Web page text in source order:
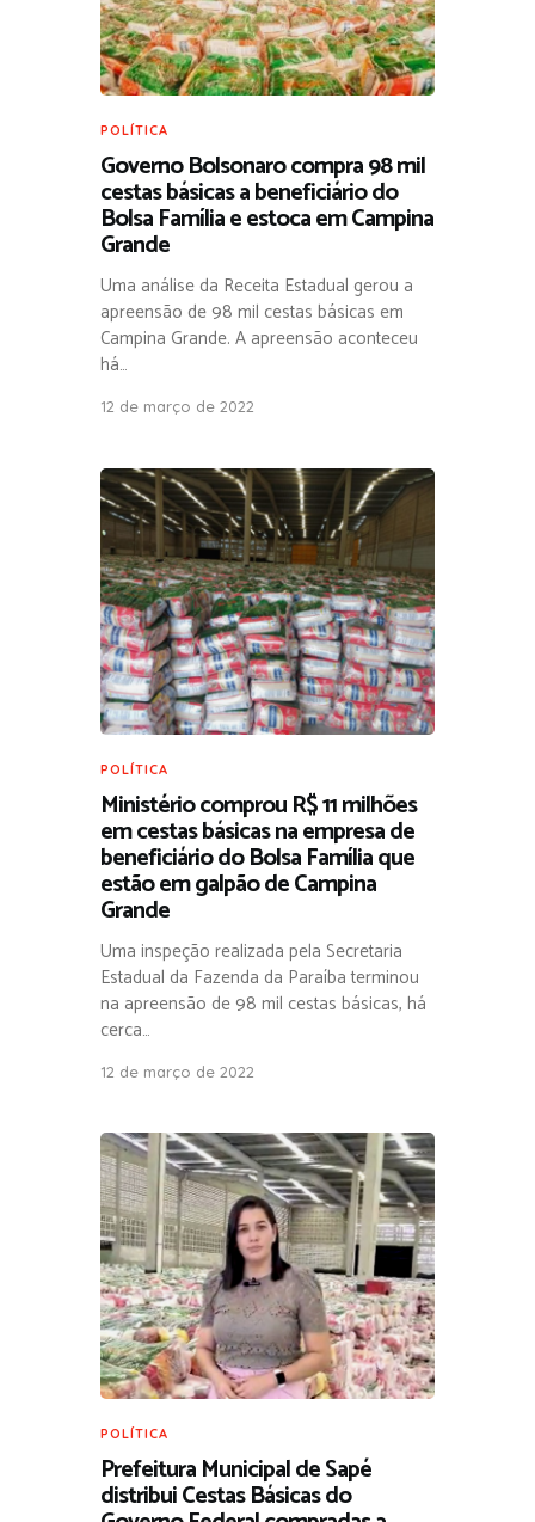
POLÍTICA
Governo Bolsonaro compra 98 mil
cestas básicas a beneficiário do
Bolsa Família e estoca em Campina
Grande
Uma análise da Receita Estadual gerou a
apreensão de 98 mil cestas básicas em
Campina Grande. A apreensão aconteceu
há…
12 de março de 2022
POLÍTICA
Ministério comprou R$ 11 milhões
em cestas básicas na empresa de
beneficiário do Bolsa Família que
estão em galpão de Campina
Grande
Uma inspeção realizada pela Secretaria
Estadual da Fazenda da Paraíba terminou
na apreensão de 98 mil cestas básicas, há
cerca…
12 de março de 2022
POLÍTICA
Prefeitura Municipal de Sapé
distribui Cestas Básicas do